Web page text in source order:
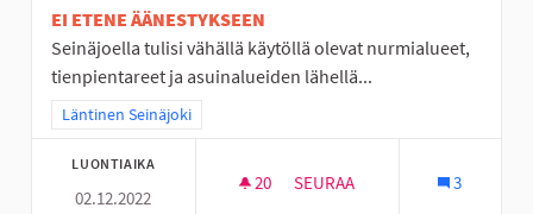
EI ETENE ÄÄNESTYKSEEN
Seinäjoella tulisi vähällä käytöllä olevat nurmialueet,
tienpientareet ja asuinalueiden lähellä...
Rajaa tulokset teeman mukaan: Läntinen Seinäjoki
Läntinen Seinäjoki
LUONTIAIKA
02.12.2022
20 20 SEURAAJAA
SEURAA 3